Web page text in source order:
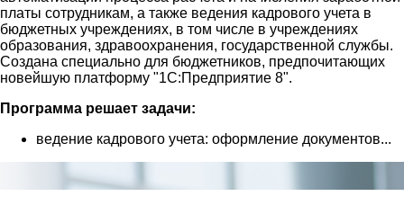
платы сотрудникам, а также ведения кадрового учета в
бюджетных учреждениях, в том числе в учреждениях
образования, здравоохранения, государственной службы.
Создана специально для бюджетников, предпочитающих
новейшую платформу "1С:Предприятие 8".
Программа решает задачи:
ведение кадрового учета: оформление документов...